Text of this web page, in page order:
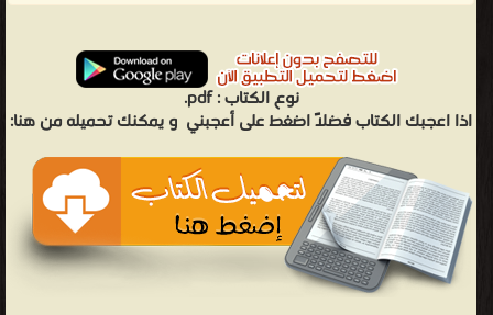
نوع الكتاب :pdf.
اذا اعجبك الكتاب فضلاً اضغط على أعجبني و يمكنك تحميله من هنا: